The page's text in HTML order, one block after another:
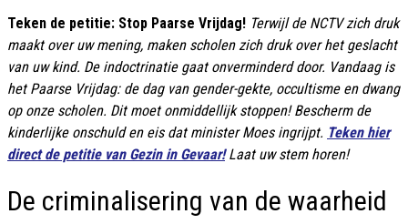
Teken de petitie: Stop Paarse Vrijdag! Terwijl de NCTV zich druk
maakt over uw mening, maken scholen zich druk over het geslacht
van uw kind. De indoctrinatie gaat onverminderd door. Vandaag is
het Paarse Vrijdag: de dag van gender-gekte, occultisme en dwang
op onze scholen. Dit moet onmiddellijk stoppen! Bescherm de
kinderlijke onschuld en eis dat minister Moes ingrijpt. Teken hier
direct de petitie van Gezin in Gevaar!Laat uw stem horen!
De criminalisering van de waarheid